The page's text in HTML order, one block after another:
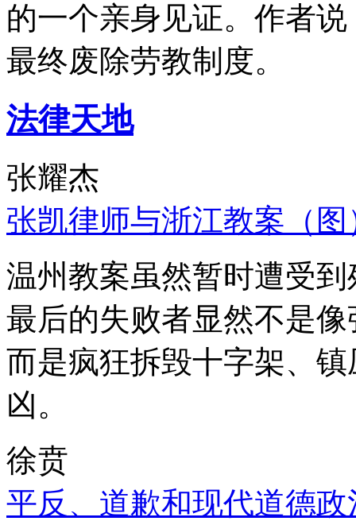
的一个亲身见证。作者
最终废除劳教制度。
法律天地
张耀杰
张凯律师与浙江教案（图
温州教案虽然暂时遭受
最后的失败者显然不是
而是疯狂拆毁十字架、
凶。
徐贲
平反、道歉和现代道德政